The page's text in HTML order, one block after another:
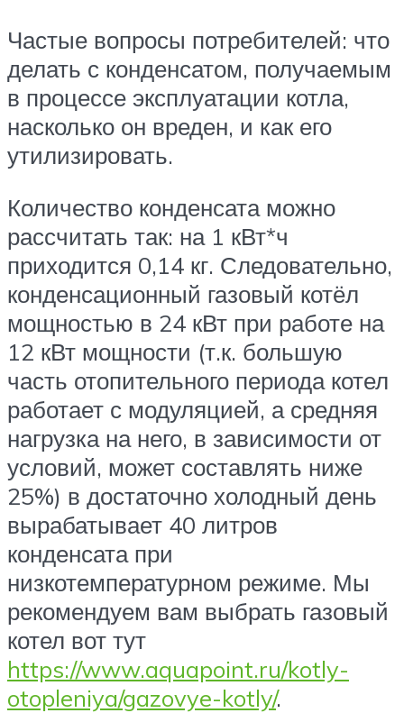
Частые вопросы потребителей: что
делать с конденсатом, получаемым
в процессе эксплуатации котла,
насколько он вреден, и как его
утилизировать.
Количество конденсата можно
рассчитать так: на 1 кВт*ч
приходится 0,14 кг. Следовательно,
конденсационный газовый котёл
мощностью в 24 кВт при работе на
12 кВт мощности (т.к. большую
часть отопительного периода котел
работает с модуляцией, а средняя
нагрузка на него, в зависимости от
условий, может составлять ниже
25%) в достаточно холодный день
вырабатывает 40 литров
конденсата при
низкотемпературном режиме. Мы
рекомендуем вам выбрать газовый
котел вот тут
https://www.aquapoint.ru/kotly-
otopleniya/gazovye-kotly/.